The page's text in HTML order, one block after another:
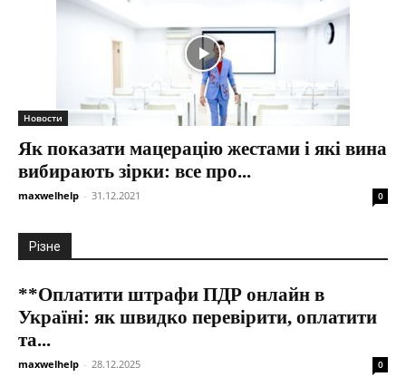
Новости
Як показати мацерацію жестами і які вина
вибирають зірки: все про...
maxwelhelp - 31.12.2021 0
Різне
**Оплатити штрафи ПДР онлайн в
Україні: як швидко перевірити, оплатити
та...
maxwelhelp - 28.12.2025 0